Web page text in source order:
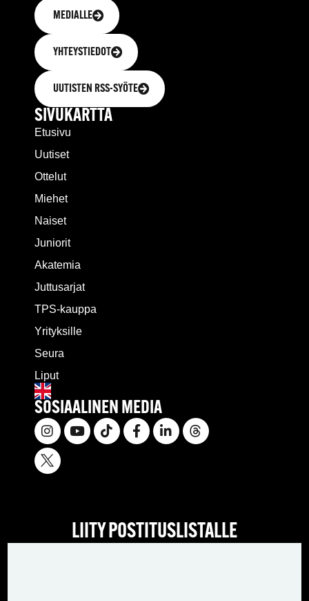
MEDIALLE
YHTEYSTIEDOT
UUTISTEN RSS-SYÖTE
SIVUKARTTA
Etusivu
Uutiset
Ottelut
Miehet
Naiset
Juniorit
Akatemia
Juttusarjat
TPS-kauppa
Yrityksille
Seura
Liput
SOSIAALINEN MEDIA
LIITY POSTITUSLISTALLE